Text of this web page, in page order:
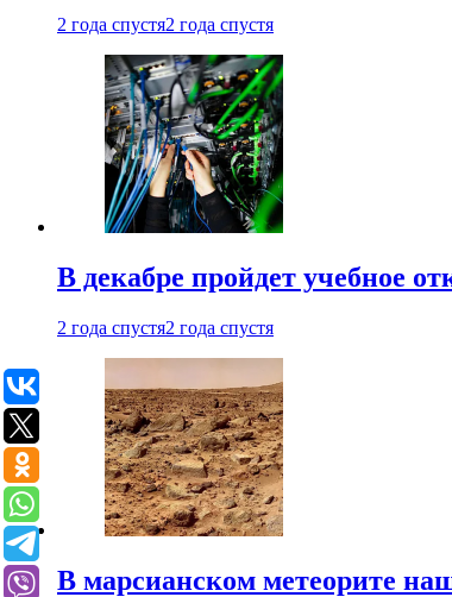
2 года спустя2 года спустя
В декабре пройдет учебное
2 года спустя2 года спустя
В марсианском метеорите